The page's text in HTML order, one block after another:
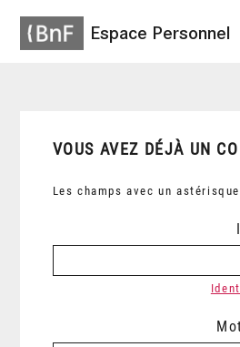
Espace Personnel
VOUS AVEZ DÉJÀ UN
Les champs avec un